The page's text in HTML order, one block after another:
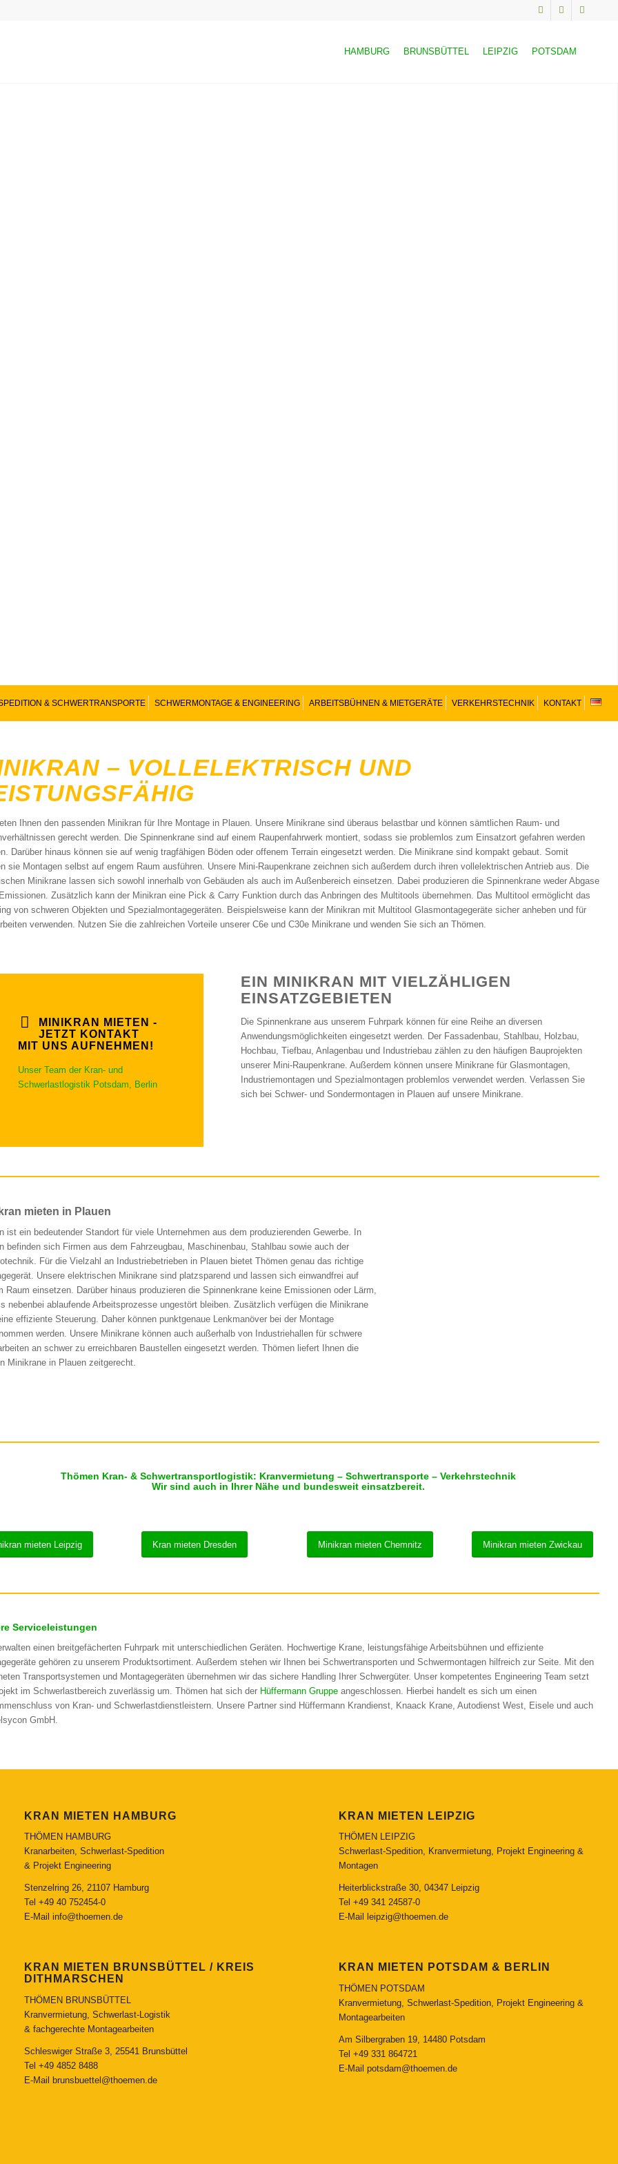
HAMBURG BRUNSBÜTTEL LEIPZIG POTSDAM
& SCHWERTRANSPORTE SCHWERMONTAGE & ENGINEERING ARBEITSBÜHNEN & MIETGERÄTE VERKEHRSTECHNIK KONTAKT
– VOLLELEKTRISCH UND
Ihnen den passenden Minikran für Ihre Montage in Plauen. Unsere Minikrane sind überaus belastbar und können sämtlichen Raum- und
gerecht werden. Die Spinnenkrane sind auf einem Raupenfahrwerk montiert, sodass sie problemlos zum Einsatzort gefahren werden
Darüber hinaus können sie auf wenig tragfähigen Böden oder offenem Terrain eingesetzt werden. Die Minikrane sind kompakt gebaut. Somit
sie Montagen selbst auf engem Raum ausführen. Unsere Mini-Raupenkrane zeichnen sich außerdem durch ihren vollelektrischen Antrieb aus. Die
Minikrane lassen sich sowohl innerhalb von Gebäuden als auch im Außenbereich einsetzen. Dabei produzieren die Spinnenkrane weder Abgase
Zusätzlich kann der Minikran eine Pick & Carry Funktion durch das Anbringen des Multitools übernehmen. Das Multitool ermöglicht das
von schweren Objekten und Spezialmontagegeräten. Beispielsweise kann der Minikran mit Multitool Glasmontagegeräte sicher anheben und für
verwenden. Nutzen Sie die zahlreichen Vorteile unserer C6e und C30e Minikrane und wenden Sie sich an Thömen.
MINIKRAN MIETEN -
JETZT KONTAKT
MIT UNS AUFNEHMEN!
Unser Team der Kran- und
Schwerlastlogistik Potsdam, Berlin
EIN MINIKRAN MIT VIELZÄHLIGEN
EINSATZGEBIETEN
Die Spinnenkrane aus unserem Fuhrpark können für eine Reihe an diversen
Anwendungsmöglichkeiten eingesetzt werden. Der Fassadenbau, Stahlbau, Holzbau,
Hochbau, Tiefbau, Anlagenbau und Industriebau zählen zu den häufigen Bauprojekten
unserer Mini-Raupenkrane. Außerdem können unsere Minikrane für Glasmontagen,
Industriemontagen und Spezialmontagen problemlos verwendet werden. Verlassen Sie
sich bei Schwer- und Sondermontagen in Plauen auf unsere Minikrane.
mieten in Plauen
ist ein bedeutender Standort für viele Unternehmen aus dem produzierenden Gewerbe. In
befinden sich Firmen aus dem Fahrzeugbau, Maschinenbau, Stahlbau sowie auch der
Für die Vielzahl an Industriebetrieben in Plauen bietet Thömen genau das richtige
Unsere elektrischen Minikrane sind platzsparend und lassen sich einwandfrei auf
Raum einsetzen. Darüber hinaus produzieren die Spinnenkrane keine Emissionen oder Lärm,
nebenbei ablaufende Arbeitsprozesse ungestört bleiben. Zusätzlich verfügen die Minikrane
effiziente Steuerung. Daher können punktgenaue Lenkmanöver bei der Montage
werden. Unsere Minikrane können auch außerhalb von Industriehallen für schwere
an schwer zu erreichbaren Baustellen eingesetzt werden. Thömen liefert Ihnen die
Minikrane in Plauen zeitgerecht.
Thömen Kran- & Schwertransportlogistik: Kranvermietung – Schwertransporte – Verkehrstechnik
Wir sind auch in Ihrer Nähe und bundesweit einsatzbereit.
mieten Leipzig Kran mieten Dresden Minikran mieten Chemnitz Minikran mieten Zwickau
Serviceleistungen
einen breitgefächerten Fuhrpark mit unterschiedlichen Geräten. Hochwertige Krane, leistungsfähige Arbeitsbühnen und effiziente
gehören zu unserem Produktsortiment. Außerdem stehen wir Ihnen bei Schwertransporten und Schwermontagen hilfreich zur Seite. Mit den
Transportsystemen und Montagegeräten übernehmen wir das sichere Handling Ihrer Schwergüter. Unser kompetentes Engineering Team setzt
im Schwerlastbereich zuverlässig um. Thömen hat sich der Hüffermann Gruppe angeschlossen. Hierbei handelt es sich um einen
von Kran- und Schwerlastdienstleistern. Unsere Partner sind Hüffermann Krandienst, Knaack Krane, Autodienst West, Eisele und auch
GmbH.
KRAN MIETEN HAMBURG
THÖMEN HAMBURG
Kranarbeiten, Schwerlast-Spedition
& Projekt Engineering
Stenzelring 26, 21107 Hamburg
Tel +49 40 752454-0
E-Mail info@thoemen.de
KRAN MIETEN BRUNSBÜTTEL / KREIS
DITHMARSCHEN
THÖMEN BRUNSBÜTTEL
Kranvermietung, Schwerlast-Logistik
& fachgerechte Montagearbeiten
Schleswiger Straße 3, 25541 Brunsbüttel
Tel +49 4852 8488
E-Mail brunsbuettel@thoemen.de
KRAN MIETEN LEIPZIG
THÖMEN LEIPZIG
Schwerlast-Spedition, Kranvermietung, Projekt Engineering &
Montagen
Heiterblickstraße 30, 04347 Leipzig
Tel +49 341 24587-0
E-Mail
leipzig@thoemen.de
KRAN MIETEN POTSDAM & BERLIN
THÖMEN POTSDAM
Kranvermietung, Schwerlast-Spedition, Projekt Engineering &
Montagearbeiten
Am Silbergraben 19, 14480 Potsdam
Tel +49 331 864721
E-Mail potsdam@thoemen.de